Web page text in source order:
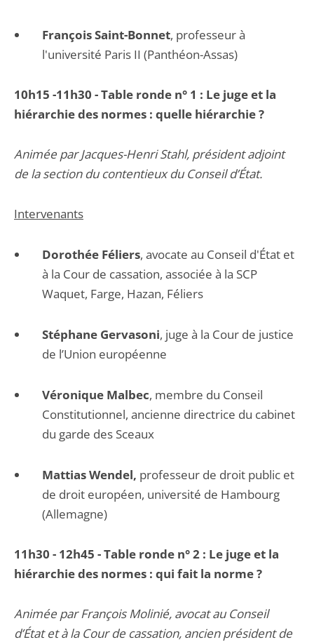
François Saint-Bonnet, professeur à
l'université Paris II (Panthéon-Assas)
10h15 -11h30 - Table ronde n° 1 : Le juge et la
hiérarchie des normes : quelle hiérarchie ?
Animée par Jacques-Henri Stahl, président adjoint
de la section du contentieux du Conseil d’État.
Intervenants
Dorothée Féliers, avocate au Conseil d'État et
à la Cour de cassation, associée à la SCP
Waquet, Farge, Hazan, Féliers
Stéphane Gervasoni, juge à la Cour de justice
de l’Union européenne
Véronique Malbec, membre du Conseil
Constitutionnel, ancienne directrice du cabinet
du garde des Sceaux
Mattias Wendel, professeur de droit public et
de droit européen, université de Hambourg
(Allemagne)
11h30 - 12h45 - Table ronde n° 2 : Le juge et la
hiérarchie des normes : qui fait la norme ?
Animée par François Molinié, avocat au Conseil
d’État et à la Cour de cassation, ancien président de